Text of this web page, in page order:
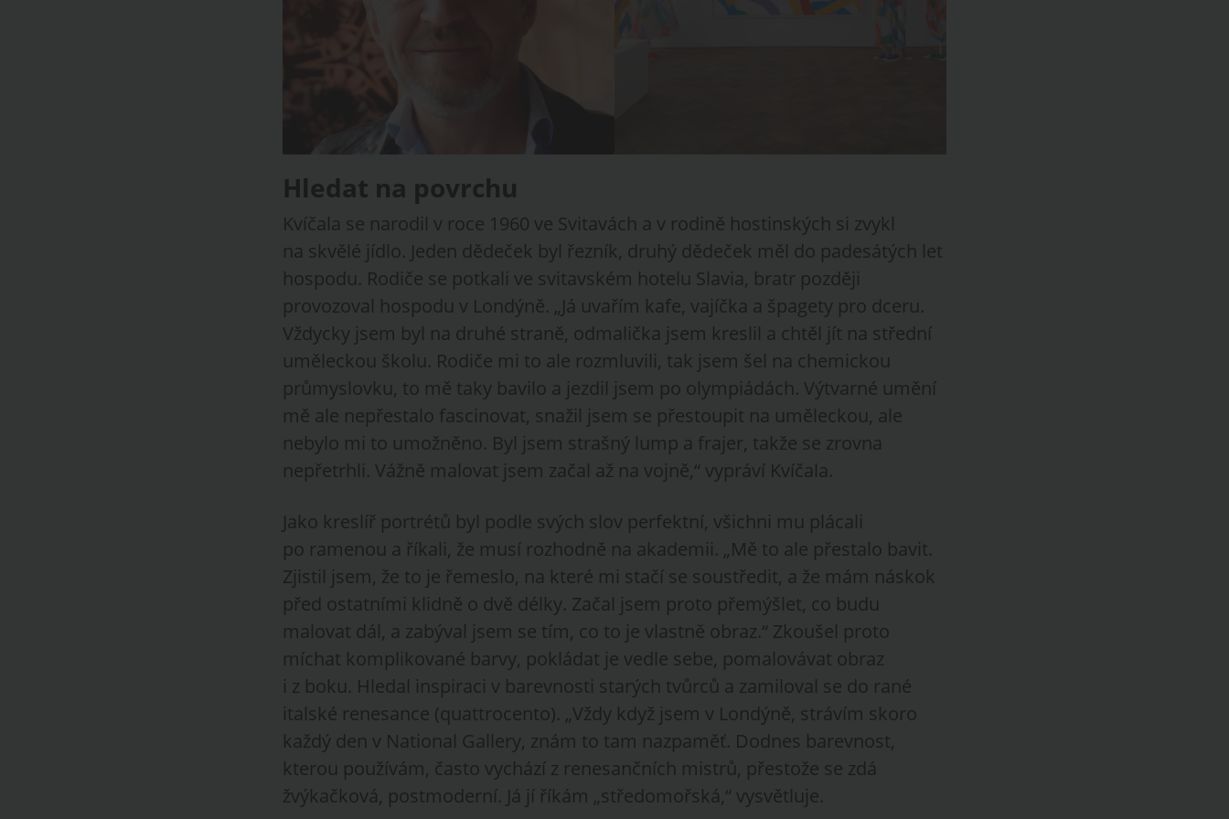
Hledat na povrchu
Kvíčala se narodil v roce 1960 ve Svitavách a v rodině hostinských si zvykl
na skvělé jídlo. Jeden dědeček byl řezník, druhý dědeček měl do padesátých let
hospodu. Rodiče se potkali ve svitavském hotelu Slavia, bratr později
provozoval hospodu v Londýně. „Já uvařím kafe, vajíčka a špagety pro dceru.
Vždycky jsem byl na druhé straně, odmalička jsem kreslil a chtěl jít na střední
uměleckou školu. Rodiče mi to ale rozmluvili, tak jsem šel na chemickou
průmyslovku, to mě taky bavilo a jezdil jsem po olympiádách. Výtvarné umění
mě ale nepřestalo fascinovat, snažil jsem se přestoupit na uměleckou, ale
nebylo mi to umožněno. Byl jsem strašný lump a frajer, takže se zrovna
nepřetrhli. Vážně malovat jsem začal až na vojně,“ vypráví Kvíčala.
Jako kreslíř portrétů byl podle svých slov perfektní, všichni mu plácali
po ramenou a říkali, že musí rozhodně na akademii. „Mě to ale přestalo bavit.
Zjistil jsem, že to je řemeslo, na které mi stačí se soustředit, a že mám náskok
před ostatními klidně o dvě délky. Začal jsem proto přemýšlet, co budu
malovat dál, a zabýval jsem se tím, co to je vlastně obraz.“ Zkoušel proto
míchat komplikované barvy, pokládat je vedle sebe, pomalovávat obraz
i z boku. Hledal inspiraci v barevnosti starých tvůrců a zamiloval se do rané
italské renesance (quattrocento). „Vždy když jsem v Londýně, strávím skoro
každý den v National Gallery, znám to tam nazpaměť. Dodnes barevnost,
kterou používám, často vychází z renesančních mistrů, přestože se zdá
žvýkačková, postmoderní. Já jí říkám „středomořská,“ vysvětluje.